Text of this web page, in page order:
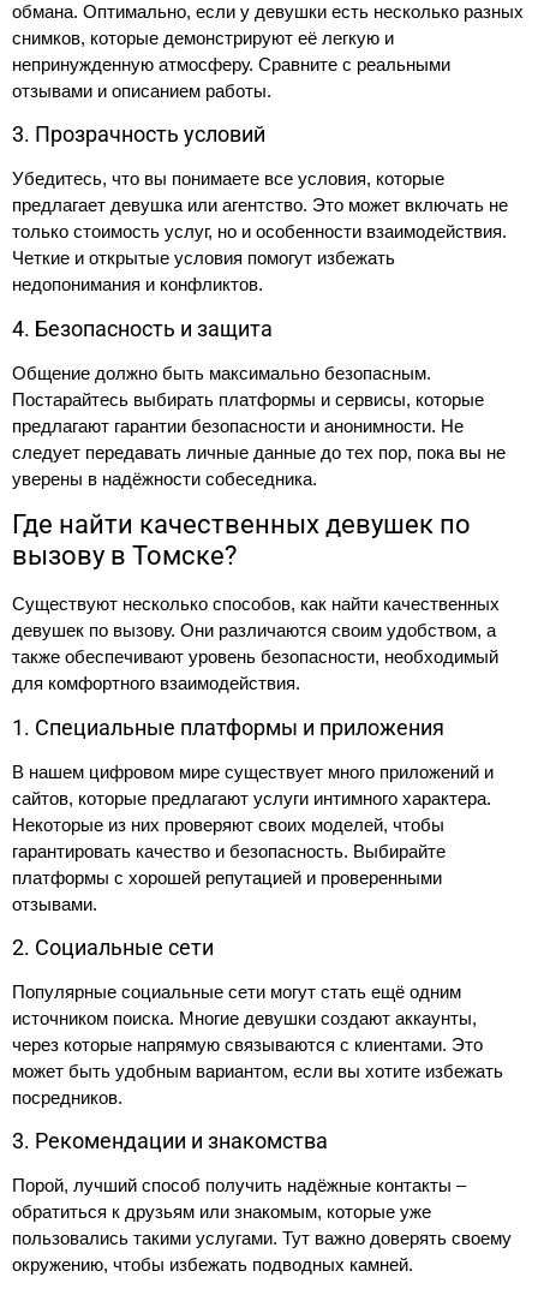
обмана. Оптимально, если у девушки есть несколько разных
снимков, которые демонстрируют её легкую и
непринужденную атмосферу. Сравните с реальными
отзывами и описанием работы.
3. Прозрачность условий
Убедитесь, что вы понимаете все условия, которые
предлагает девушка или агентство. Это может включать не
только стоимость услуг, но и особенности взаимодействия.
Четкие и открытые условия помогут избежать
недопонимания и конфликтов.
4. Безопасность и защита
Общение должно быть максимально безопасным.
Постарайтесь выбирать платформы и сервисы, которые
предлагают гарантии безопасности и анонимности. Не
следует передавать личные данные до тех пор, пока вы не
уверены в надёжности собеседника.
Где найти качественных девушек по
вызову в Томске?
Существуют несколько способов, как найти качественных
девушек по вызову. Они различаются своим удобством, а
также обеспечивают уровень безопасности, необходимый
для комфортного взаимодействия.
1. Специальные платформы и приложения
В нашем цифровом мире существует много приложений и
сайтов, которые предлагают услуги интимного характера.
Некоторые из них проверяют своих моделей, чтобы
гарантировать качество и безопасность. Выбирайте
платформы с хорошей репутацией и проверенными
отзывами.
2. Социальные сети
Популярные социальные сети могут стать ещё одним
источником поиска. Многие девушки создают аккаунты,
через которые напрямую связываются с клиентами. Это
может быть удобным вариантом, если вы хотите избежать
посредников.
3. Рекомендации и знакомства
Порой, лучший способ получить надёжные контакты –
обратиться к друзьям или знакомым, которые уже
пользовались такими услугами. Тут важно доверять своему
окружению, чтобы избежать подводных камней.